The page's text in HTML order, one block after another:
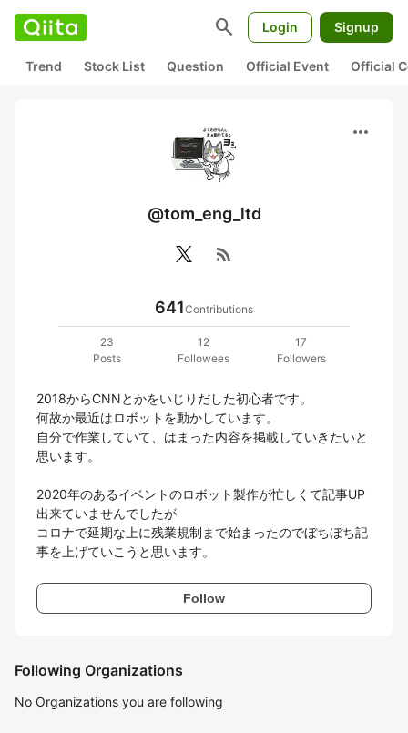
search Login Signup
Trend Stock List Question Official Event Official
more_horiz
@tom_eng_ltd
rss_feed
641Contributions
23
Posts
12
Followees
17
Followers
2018からCNNとかをいじりだした初心者です。
何故か最近はロボットを動かしています。
自分で作業していて、はまった内容を掲載していきたいと
思います。
2020年のあるイベントのロボット製作が忙しくて記事UP
出来ていませんでしたが
コロナで延期な上に残業規制まで始まったのでぼちぼち記
事を上げていこうと思います。
Follow
Following Organizations
No Organizations you are following